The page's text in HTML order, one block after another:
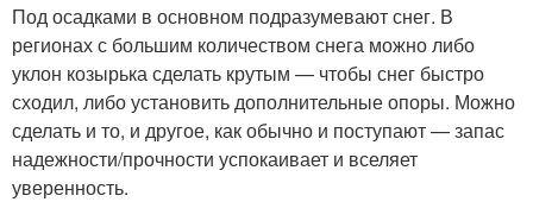
Под осадками в основном подразумевают снег. В
регионах с большим количеством снега можно либо
уклон козырька сделать крутым — чтобы снег быстро
сходил, либо установить дополнительные опоры. Можно
сделать и то, и другое, как обычно и поступают — запас
надежности/прочности успокаивает и вселяет
уверенность.